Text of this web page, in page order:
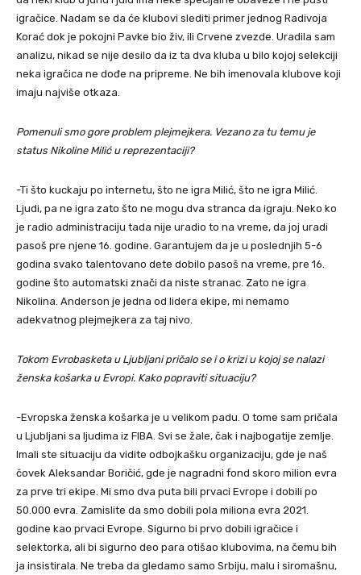
igračice. Nadam se da će klubovi slediti primer jednog Radivoja
Korać dok je pokojni Pavke bio živ, ili Crvene zvezde. Uradila sam
analizu, nikad se nije desilo da iz ta dva kluba u bilo kojoj selekciji
neka igračica ne dođe na pripreme. Ne bih imenovala klubove koji
imaju najviše otkaza.
Pomenuli smo gore problem plejmejkera. Vezano za tu temu je
status Nikoline Milić u reprezentaciji?
-Ti što kuckaju po internetu, što ne igra Milić, što ne igra Milić.
Ljudi, pa ne igra zato što ne mogu dva stranca da igraju. Neko ko
je radio administraciju tada nije uradio to na vreme, da joj uradi
pasoš pre njene 16. godine. Garantujem da je u poslednjih 5-6
godina svako talentovano dete dobilo pasoš na vreme, pre 16.
godine što automatski znači da niste stranac. Zato ne igra
Nikolina. Anderson je jedna od lidera ekipe, mi nemamo
adekvatnog plejmejkera za taj nivo.
Tokom Evrobasketa u Ljubljani pričalo se i o krizi u kojoj se nalazi
ženska košarka u Evropi. Kako popraviti situaciju?
-Evropska ženska košarka je u velikom padu. O tome sam pričala
u Ljubljani sa ljudima iz FIBA. Svi se žale, čak i najbogatije zemlje.
Imali ste situaciju da vidite odbojkašku organizaciju, gde je naš
čovek Aleksandar Boričić, gde je nagradni fond skoro milion evra
za prve tri ekipe. Mi smo dva puta bili prvaci Evrope i dobili po
50.000 evra. Zamislite da smo dobili pola miliona evra 2021.
godine kao prvaci Evrope. Sigurno bi prvo dobili igračice i
selektorka, ali bi sigurno deo para otišao klubovima, na čemu bih
ja insistirala. Ne treba da gledamo samo Srbiju, malu i siromašnu,